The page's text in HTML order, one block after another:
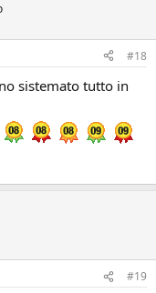
#18
sistemato tutto in
#19